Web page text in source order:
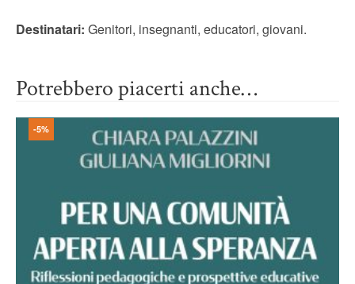
Destinatari: Genitori, insegnanti, educatori, giovani.
Potrebbero piacerti anche…
-5%